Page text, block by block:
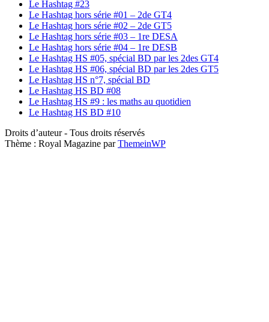
Le Hashtag #23
Le Hashtag hors série #01 – 2de GT4
Le Hashtag hors série #02 – 2de GT5
Le Hashtag hors série #03 – 1re DESA
Le Hashtag hors série #04 – 1re DESB
Le Hashtag HS #05, spécial BD par les 2des GT4
Le Hashtag HS #06, spécial BD par les 2des GT5
Le Hashtag HS n°7, spécial BD
Le Hashtag HS BD #08
Le Hashtag HS #9 : les maths au quotidien
Le Hashtag HS BD #10
Droits d’auteur - Tous droits réservés
Thème : Royal Magazine parThemeinWP